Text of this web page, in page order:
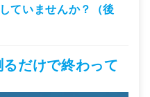
ていませんか？（後
だけで終わって